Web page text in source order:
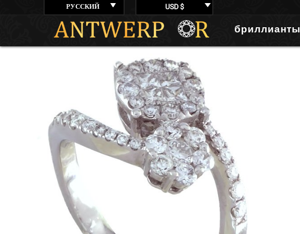
РУССКИЙ USD $
бриллианты